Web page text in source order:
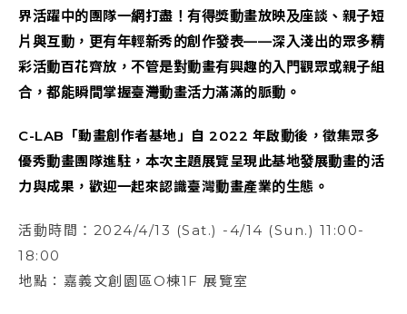
界活躍中的團隊一網打盡！有得獎動畫放映及座談、親子短
片與互動，更有年輕新秀的創作發表——深入淺出的眾多精
彩活動百花齊放，不管是對動畫有興趣的入門觀眾或親子組
合，都能瞬間掌握臺灣動畫活力滿滿的脈動。
C-LAB「動畫創作者基地」自 2022 年啟動後，徵集眾多
優秀動畫團隊進駐，本次主題展覽呈現此基地發展動畫的活
力與成果，歡迎一起來認識臺灣動畫產業的生態。
活動時間：2024/4/13 (Sat.) -4/14 (Sun.) 11:00-
18:00
地點：嘉義文創園區O棟1F 展覽室